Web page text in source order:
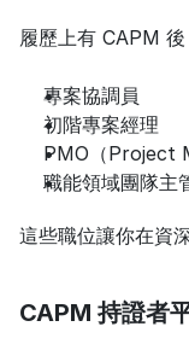
履歷上有 CAPM 後
專案協調員
初階專案經理
PMO（Project
職能領域團隊主
這些職位讓你在資
CAPM 持證者